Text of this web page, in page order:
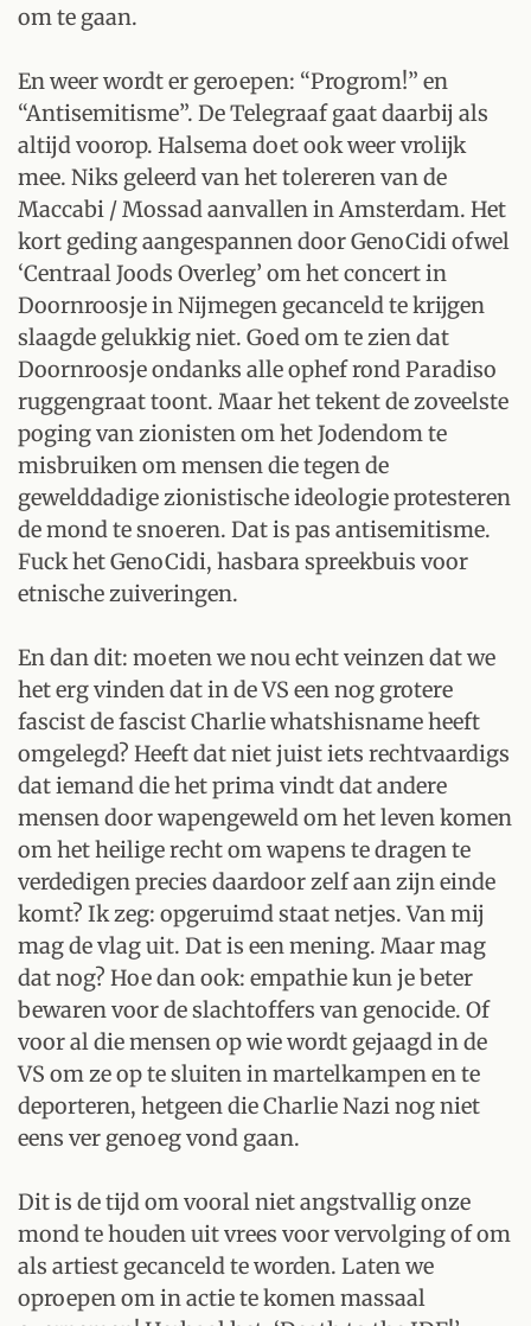
om te gaan.
En weer wordt er geroepen: “Progrom!” en
“Antisemitisme”. De Telegraaf gaat daarbij als
altijd voorop. Halsema doet ook weer vrolijk
mee. Niks geleerd van het tolereren van de
Maccabi / Mossad aanvallen in Amsterdam. Het
kort geding aangespannen door GenoCidi ofwel
‘Centraal Joods Overleg’ om het concert in
Doornroosje in Nijmegen gecanceld te krijgen
slaagde gelukkig niet. Goed om te zien dat
Doornroosje ondanks alle ophef rond Paradiso
ruggengraat toont. Maar het tekent de zoveelste
poging van zionisten om het Jodendom te
misbruiken om mensen die tegen de
gewelddadige zionistische ideologie protesteren
de mond te snoeren. Dat is pas antisemitisme.
Fuck het GenoCidi, hasbara spreekbuis voor
etnische zuiveringen.
En dan dit: moeten we nou echt veinzen dat we
het erg vinden dat in de VS een nog grotere
fascist de fascist Charlie whatshisname heeft
omgelegd? Heeft dat niet juist iets rechtvaardigs
dat iemand die het prima vindt dat andere
mensen door wapengeweld om het leven komen
om het heilige recht om wapens te dragen te
verdedigen precies daardoor zelf aan zijn einde
komt? Ik zeg: opgeruimd staat netjes. Van mij
mag de vlag uit. Dat is een mening. Maar mag
dat nog? Hoe dan ook: empathie kun je beter
bewaren voor de slachtoffers van genocide. Of
voor al die mensen op wie wordt gejaagd in de
VS om ze op te sluiten in martelkampen en te
deporteren, hetgeen die Charlie Nazi nog niet
eens ver genoeg vond gaan.
Dit is de tijd om vooral niet angstvallig onze
mond te houden uit vrees voor vervolging of om
als artiest gecanceld te worden. Laten we
oproepen om in actie te komen massaal